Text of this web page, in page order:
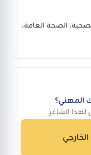
المهني؟
الشاغر.
الصحة العامة،